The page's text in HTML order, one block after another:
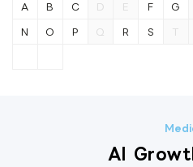
A B C D E F G
N O P Q R S T
AI